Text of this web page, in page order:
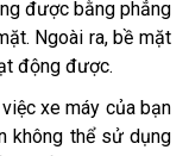
được bằng phẳng
Ngoài ra, bề mặt
động được.
xe máy của bạn
không thể sử dụng